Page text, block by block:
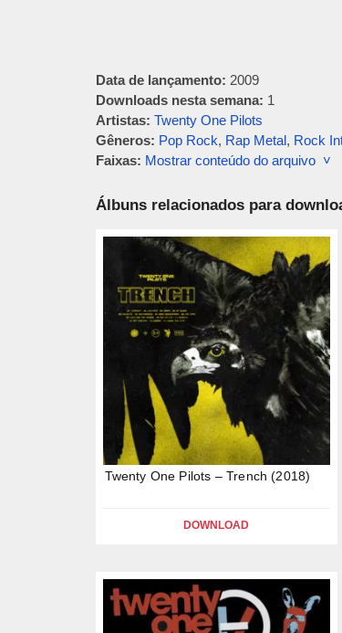
Data de lançamento: 2009
Downloads nesta semana: 1
Artistas: Twenty One Pilots
Gêneros: Pop Rock, Rap Metal, Rock
Faixas: Mostrar conteúdo do arquivo ˅
Álbuns relacionados para
Twenty One Pilots – Trench (2018)
DOWNLOAD